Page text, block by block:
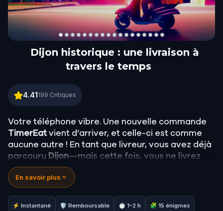
Dijon historique : une livraison à
travers le temps
Dijon historique : une livraison à travers le temps
4.41199 Critiques
Votre téléphone vibre. Une nouvelle commande
TimerEat vient d’arriver, et celle-ci est comme
aucune autre ! En tant que livreur, vous avez déjà
parcouru Dijon—mais cette fois, vous ne livrez
pas simplement de la nourriture. Vous livrez à des
voyageurs du temps
commandent, ou pourraient encore commander
à un moment donné dans le futur.
En savoir plus
⚡ Instantané 🛡 Remboursable ⏱ 1–2 h 🧩 15 énigmes